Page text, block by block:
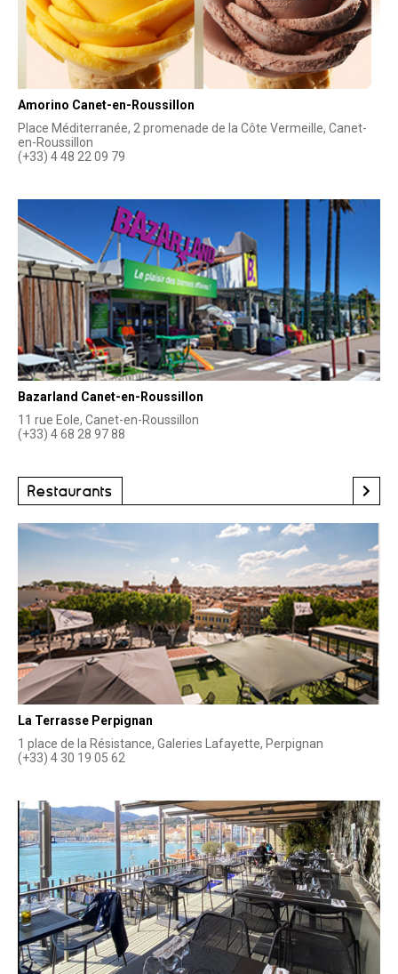
Amorino Canet-en-Roussillon
Place Méditerranée, 2 promenade de la Côte Vermeille, Canet-
en-Roussillon
(+33) 4 48 22 09 79
Bazarland Canet-en-Roussillon
11 rue Eole, Canet-en-Roussillon
(+33) 4 68 28 97 88
Restaurants
La Terrasse Perpignan
1 place de la Résistance, Galeries Lafayette, Perpignan
(+33) 4 30 19 05 62